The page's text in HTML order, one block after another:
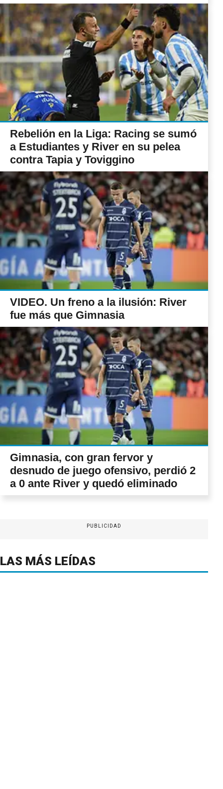
Rebelión en la Liga: Racing se sumó
a Estudiantes y River en su pelea
contra Tapia y Toviggino
VIDEO. Un freno a la ilusión: River
fue más que Gimnasia
Gimnasia, con gran fervor y
desnudo de juego ofensivo, perdió 2
a 0 ante River y quedó eliminado
PUBLICIDAD
LAS MÁS LEÍDAS